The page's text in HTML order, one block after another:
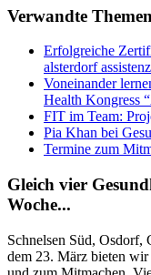
Verwandte Themen
Erfolgreiche
alsterdorf
Voneinander
Health Kongress
FIT im Team:
Pia Khan bei
Termine zum
Gleich vier
Woche...
Schnelsen Süd, Osdorf,
dem 23. März bieten wir